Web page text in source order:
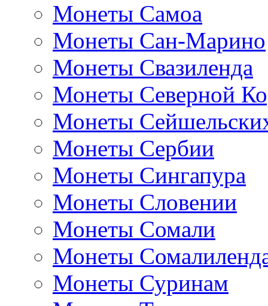
Монеты Самоа
Монеты Сан-Марино
Монеты Свазиленда
Монеты Северной
Монеты
Монеты Сербии
Монеты Сингапура
Монеты Словении
Монеты Сомали
Монеты
Монеты Суринам